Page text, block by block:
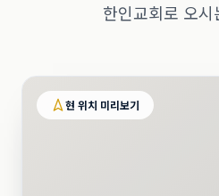
한인교회로 오
현 위치 미리보기